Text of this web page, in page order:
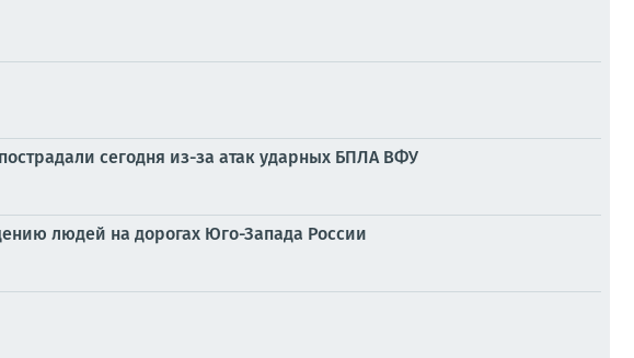
сегодня из-за атак ударных БПЛА ВФУ
людей на дорогах Юго-Запада России